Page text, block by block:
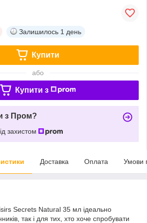
Залишилось 1 день
Купити
або
Купити з
з Пром?
захистом
Доставка Оплата Умови
Secrets Natural 35 мл ідеально
так і для тих, хто хоче спробувати